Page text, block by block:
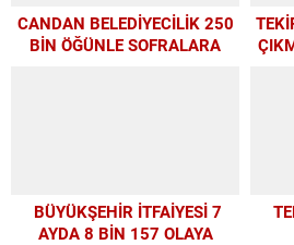
CANDAN BELEDİYECİLİK 250
BİN ÖĞÜNLE SOFRALARA
BÜYÜKŞEHİR İTFAİYESİ 7
AYDA 8 BİN 157 OLAYA